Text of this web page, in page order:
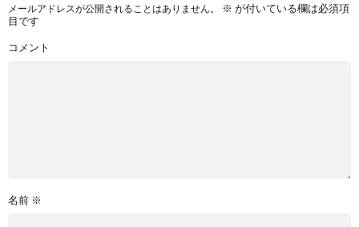
メールアドレスが公開されることはありません。 ※ が付いている欄は必須項
目です
コメント
名前 ※